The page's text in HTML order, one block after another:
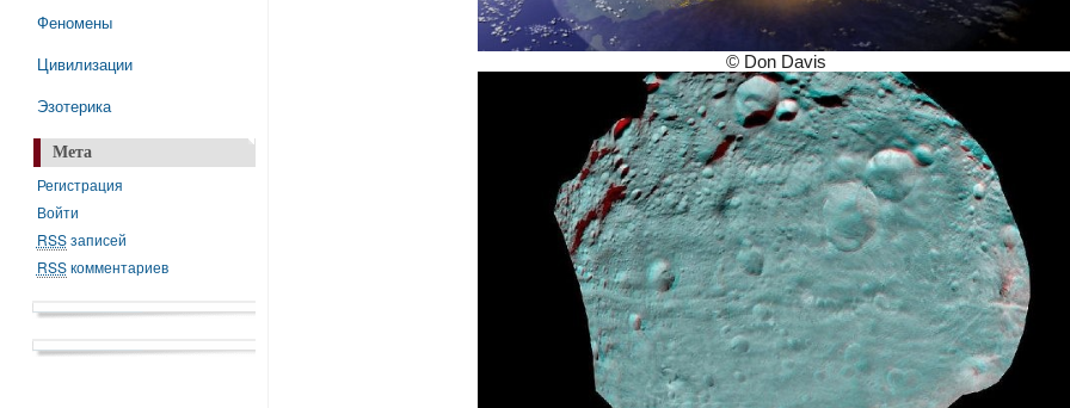
Феномены
Цивилизации
Эзотерика
Мета
Регистрация
Войти
RSSзаписей
RSSкомментариев
© Don Davis